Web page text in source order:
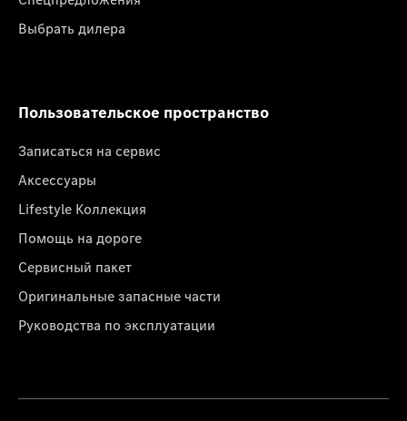
Выбрать дилера
Пользовательское пространство
Записаться на сервис
Аксессуары
Lifestyle Коллекция
Помощь на дороге
Сервисный пакет
Оригинальные запасные части
Руководства по эксплуатации